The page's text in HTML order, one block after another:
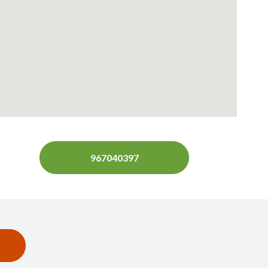
967040397